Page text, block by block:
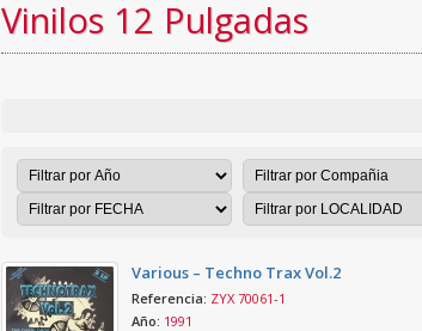
Vinilos 12 Pulgadas
Various – Techno Trax Vol.2
Referencia: ZYX 70061-1
Año: 1991